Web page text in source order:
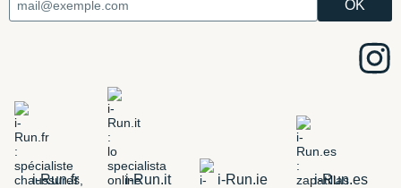
i-Run.fr i-Run.it i-Run.ie i-Run.es